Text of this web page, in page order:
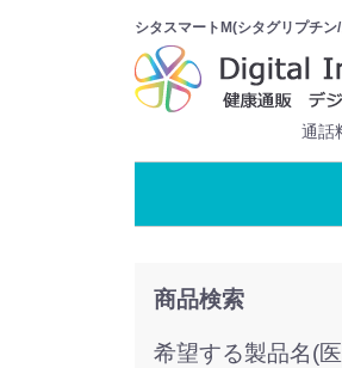
シタスマートM(シタグリプチ
通話
商品検索
希望する製品名(